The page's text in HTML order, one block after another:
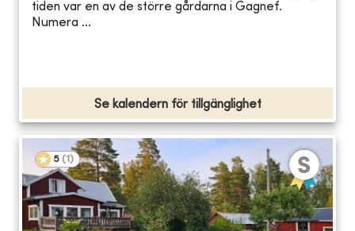
tiden var en av de större gårdarna i Gagnef.
Numera ...
Se kalendern för tillgänglighet
5 (1 )